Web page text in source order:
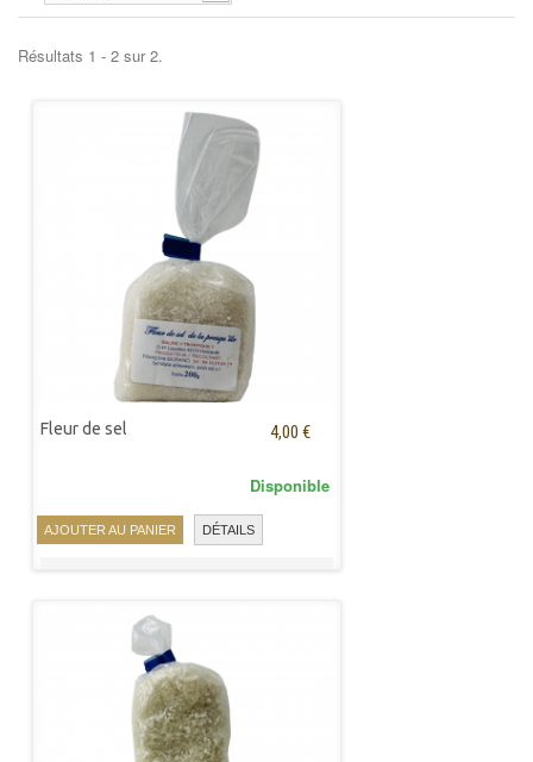
Résultats 1 - 2 sur 2.
Fleur de sel 4,00 €
AJOUTER AU PANIER DÉTAILS
Disponible